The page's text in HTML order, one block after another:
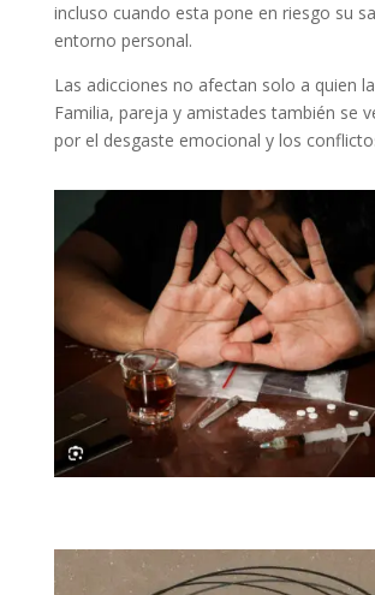
incluso cuando esta pone en riesgo su
entorno personal.
Las adicciones no afectan solo a quien
Familia, pareja y amistades también se
por el desgaste emocional y los